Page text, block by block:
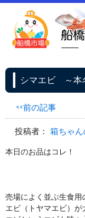
シマエビ ～本
<<前の記事
投稿者：箱ちゃん
本日のお品はコレ！
売場によく並ぶ生食用
エビ（トヤマエビ）